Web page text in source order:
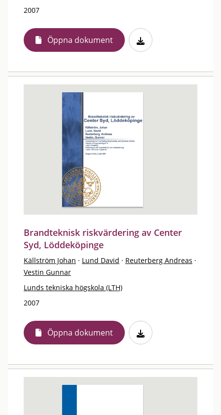
2007
Öppna dokument
Brandteknisk riskvärdering av Center
Syd, Löddeköpinge
Källström Johan · Lund David · Reuterberg Andreas ·
Vestin Gunnar
Lunds tekniska högskola (LTH)
2007
Öppna dokument